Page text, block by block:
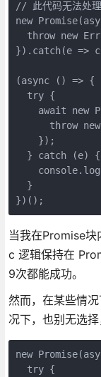
// 此代码无法处
new
throw new
}).catch(e =>
(async () => {
  try {
await new
throw
    });
  } catch (e) {
  }
})();
当我在Promise
c 逻辑保持在
9次都能成功。
然而，在某些情
况下，也别无选
new
  try {